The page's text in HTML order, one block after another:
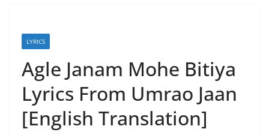
LYRICS
Agle Janam Mohe Bitiya
Lyrics From Umrao Jaan
[English Translation]